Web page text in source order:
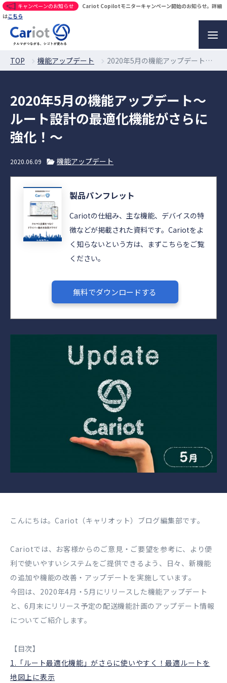
キャンペーンのお知らせ
Cariot Copilotモニターキャンペーン開始のお知らせ。詳細
はこちら
TOP 機能アップデート 2020年5月の機能アップデート〜ルート設計の最適化機能がさらに強化！〜
2020年5月の機能アップデート〜
ルート設計の最適化機能がさらに
強化！〜
2020.06.09 機能アップデート
製品パンフレット
Cariotの仕組み、主な機能、デバイスの特
徴などが掲載された資料です。Cariotをよ
く知らないという方は、まずこちらをご覧
ください。
無料でダウンロードする
こんにちは。Cariot（キャリオット）ブログ編集部です。
Cariotでは、お客様からのご意見・ご要望を参考に、より便
利で使いやすいシステムをご提供できるよう、日々、新機能
の追加や機能の改善・アップデートを実施しています。
今回は、2020年4月・5月にリリースした機能アップデート
と、6月末にリリース予定の配送機能計画のアップデート情報
についてご紹介します。
【目次】
1.「ルート最適化機能」がさらに使いやすく！最適ルートを
地図上に表示